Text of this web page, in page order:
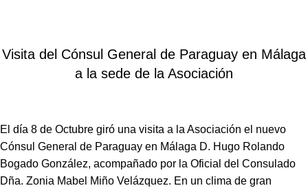
Visita del Cónsul General de Paraguay en Málaga
a la sede de la Asociación
El día 8 de Octubre giró una visita a la Asociación el nuevo
Cónsul General de Paraguay en Málaga D. Hugo Rolando
Bogado González, acompañado por la Oficial del Consulado
Dña. Zonia Mabel Miño Velázquez. En un clima de gran